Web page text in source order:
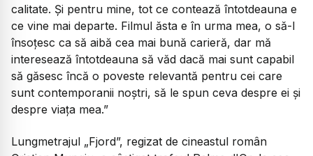
calitate. Și pentru mine, tot ce contează întotdeauna e
ce vine mai departe. Filmul ăsta e în urma mea, o să-l
însoțesc ca să aibă cea mai bună carieră, dar mă
interesează întotdeauna să văd dacă mai sunt capabil
să găsesc încă o poveste relevantă pentru cei care
sunt contemporanii noștri, să le spun ceva despre ei și
despre viața mea.”
Lungmetrajul „Fjord”, regizat de cineastul român